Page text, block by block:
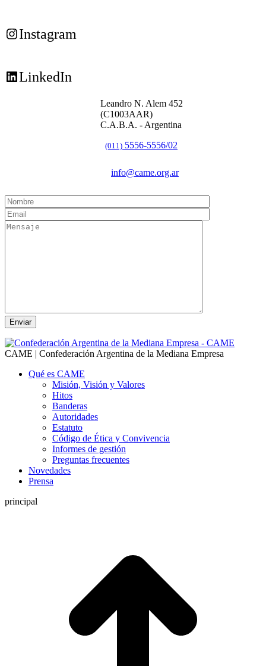
Instagram
LinkedIn
Leandro N. Alem 452
(C1003AAR)
C.A.B.A. - Argentina
(011) 5556-5556/02
info@came.org.ar
CAME | Confederación Argentina de la Mediana Empresa
Qué es CAME
Misión, Visión y Valores
Hitos
Banderas
Autoridades
Estatuto
Código de Ética y Convivencia
Informes de gestión
Preguntas frecuentes
Novedades
Prensa
principal